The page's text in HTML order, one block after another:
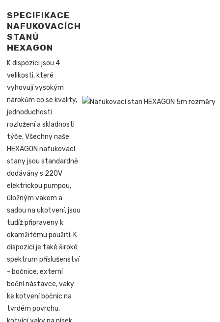
SPECIFIKACE
NAFUKOVACÍCH
STANŮ
HEXAGON
K dispozici jsou 4
velikosti, které
vyhovují vysokým
nárokům co se kvality,
jednoduchosti
rozložení a skladnosti
týče. Všechny naše
HEXAGON nafukovací
stany jsou standardně
dodávány s 220V
elektrickou pumpou,
úložným vakem a
sadou na ukotvení, jsou
tudíž připraveny k
okamžitému použití. K
dispozici je také široké
spektrum příslušenství
- bočnice, externí
boční nástavce, vaky
ke kotvení bočnic na
tvrdém povrchu,